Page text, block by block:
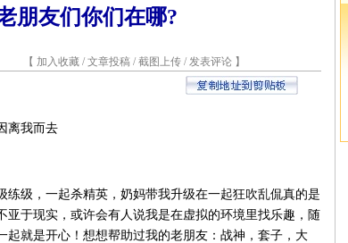
朋友们你们在哪?
【 加入收藏 / 文章投稿 / 截图上传 / 发表评论 】
离我而去
级，一起杀精英，奶妈带我升级在一起狂吹乱侃真的是
亚于现实，或许会有人说我是在虚拟的环境里找乐趣，随
起就是开心！想想帮助过我的老朋友：战神，套子，大